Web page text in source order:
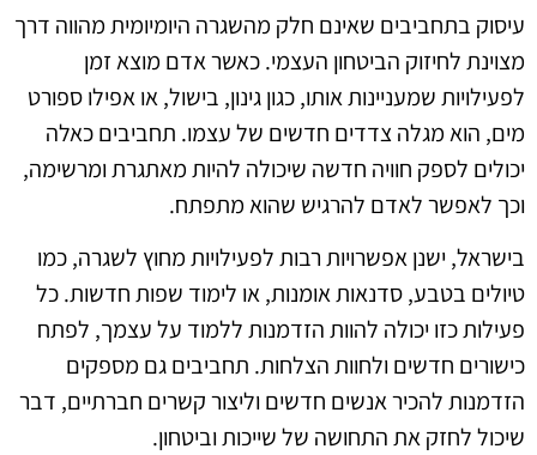
עיסוק בתחביבים שאינם חלק מהשגרה היומיומית מהווה דרך
מצוינת לחיזוק הביטחון העצמי. כאשר אדם מוצא זמן
לפעילויות שמעניינות אותו, כגון גינון, בישול, או אפילו ספורט
מים, הוא מגלה צדדים חדשים של עצמו. תחביבים כאלה
יכולים לספק חוויה חדשה שיכולה להיות מאתגרת ומרשימה,
וכך לאפשר לאדם להרגיש שהוא מתפתח.
בישראל, ישנן אפשרויות רבות לפעילויות מחוץ לשגרה, כמו
טיולים בטבע, סדנאות אומנות, או לימוד שפות חדשות. כל
פעילות כזו יכולה להוות הזדמנות ללמוד על עצמך, לפתח
כישורים חדשים ולחוות הצלחות. תחביבים גם מספקים
הזדמנות להכיר אנשים חדשים וליצור קשרים חברתיים, דבר
שיכול לחזק את התחושה של שייכות וביטחון.